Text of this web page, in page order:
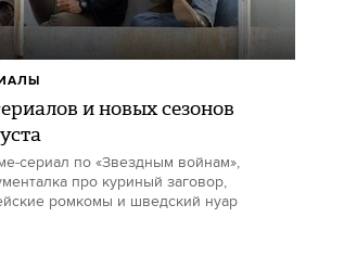
и новых сезонов
сериал по «Звездным войнам»,
про куриный заговор,
ромкомы и шведский нуар